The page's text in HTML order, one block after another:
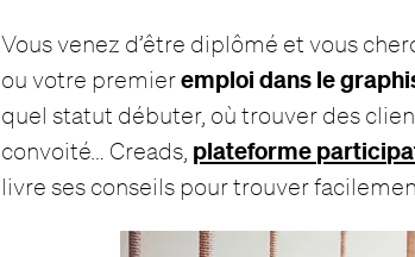
Vous venez d’être diplômé et vous
ou votre premieremploi dans le
quel statut débuter, où trouver des
convoité… Creads, plateforme
livre ses conseils pour trouver